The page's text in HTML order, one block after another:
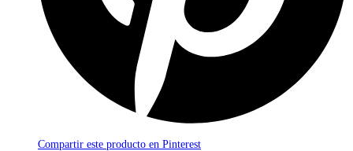
Compartir este producto en Pinterest